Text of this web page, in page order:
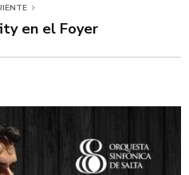
en el Foyer